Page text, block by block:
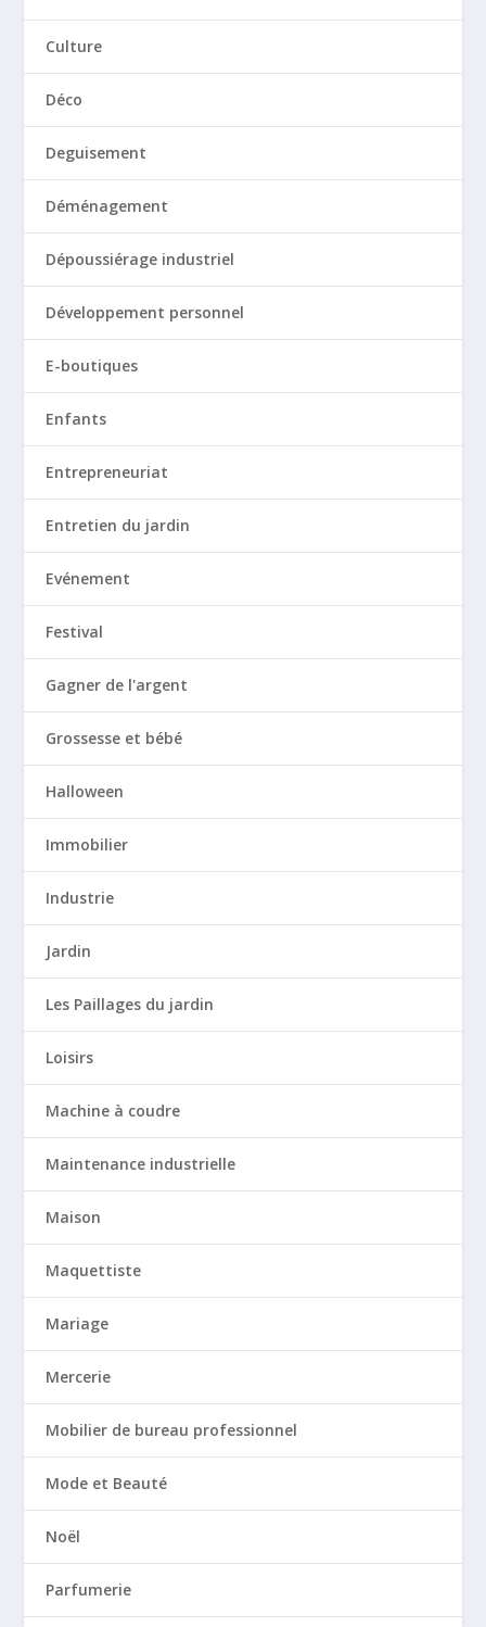
Culture
Déco
Deguisement
Déménagement
Dépoussiérage industriel
Développement personnel
E-boutiques
Enfants
Entrepreneuriat
Entretien du jardin
Evénement
Festival
Gagner de l'argent
Grossesse et bébé
Halloween
Immobilier
Industrie
Jardin
Les Paillages du jardin
Loisirs
Machine à coudre
Maintenance industrielle
Maison
Maquettiste
Mariage
Mercerie
Mobilier de bureau professionnel
Mode et Beauté
Noël
Parfumerie